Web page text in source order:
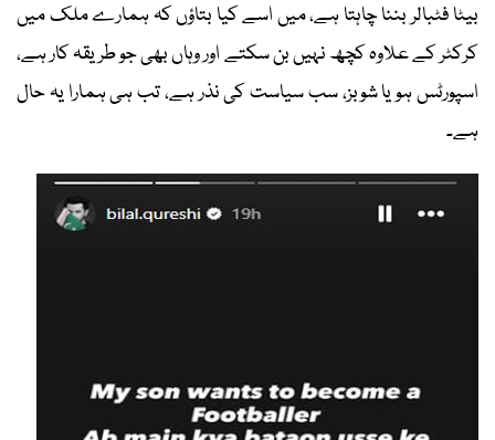
بیٹا فٹبالر بننا چاہتا ہے، میں اسے کیا بتاؤں کہ ہمارے ملک میں
کرکٹر کے علاوہ کچھ نہیں بن سکتے اور وہاں بھی جو طریقہ کار ہے،
اسپورٹس ہو یا شوبز، سب سیاست کی نذر ہے، تب ہی ہمارا یہ حال
ہے۔